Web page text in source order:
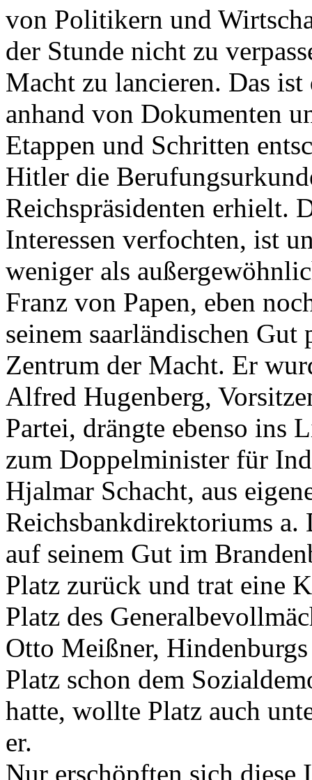
von Politikern und
der Stunde nicht zu
Macht zu lancieren. Das
anhand von Dokumenten
Etappen und Schritten
Hitler die
Reichspräsidenten erhielt.
Interessen verfochten, ist
weniger als
Franz von Papen, eben
seinem saarländischen
Zentrum der Macht. Er
Alfred Hugenberg,
Partei, drängte ebenso ins
zum Doppelminister für
Hjalmar Schacht, aus
Reichsbankdirektoriums a.
auf seinem Gut im
Platz zurück und trat eine
Platz des
Otto Meißner, Hindenburgs
Platz schon dem
hatte, wollte Platz auch
er.
Nur erschöpften sich diese